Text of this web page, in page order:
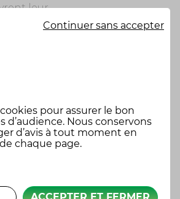
leur
adopter
ou sur
et
des
pour assurer le bon
Nous conservons
d’avis à tout moment en
chaque page.
Continuer sans accepter